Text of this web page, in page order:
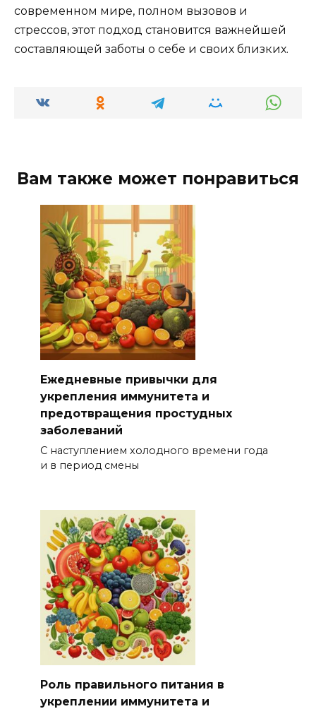
современном мире, полном вызовов и
стрессов, этот подход становится важнейшей
составляющей заботы о себе и своих близких.
Вам также может понравиться
Ежедневные привычки для
укрепления иммунитета и
предотвращения простудных
заболеваний
С наступлением холодного времени года
и в период смены
Роль правильного питания в
укреплении иммунитета и